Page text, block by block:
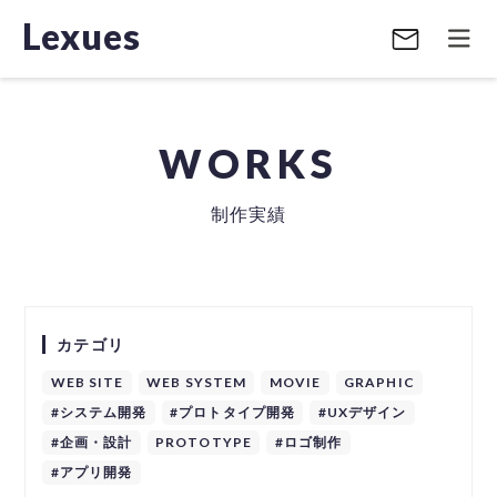
Lexues
WORKS
制作実績
カテゴリ
WEB SITE WEB SYSTEM MOVIE
GRAPHIC
#システム開発
#プロトタイプ開発
#UXデザイン
#企画・設計
PROTOTYPE
#ロゴ制作
#アプリ開発